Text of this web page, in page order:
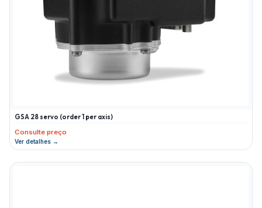
GSA 28 servo (order 1 per axis)
Consulte preço
Ver detalhes →